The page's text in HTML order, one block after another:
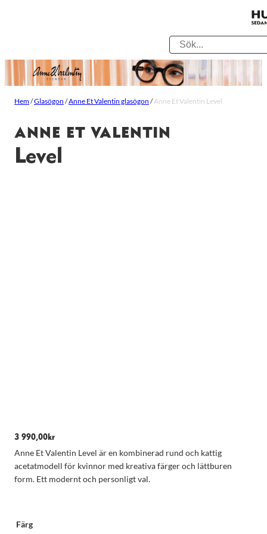
Hem/Glasögon /Anne Et Valentin glasögon /Anne Et Valentin Level
ANNE ET VALENTIN
Level
3 990,00 kr
Anne Et Valentin Level är en kombinerad rund och kattig
acetatmodell för kvinnor med kreativa färger och lättburen
form. Ett modernt och personligt val.
Färg
Nödvändiga
Dessa kakor
går inte att
välja bort.
över huvud